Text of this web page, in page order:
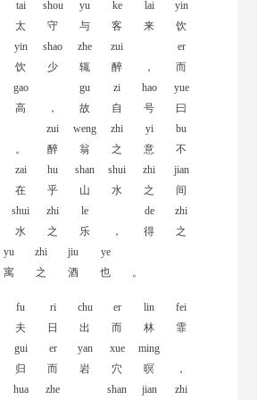
tai
太
shou
守
yu
与
ke
客
lai
来
yin
饮
yin
饮
shao
少
zhe
辄
zui
醉
，
er
而
gao
高
，
gu
故
zi
自
hao
号
yue
曰
。
zui
醉
weng
翁
zhi
之
yi
意
bu
不
zai
在
hu
乎
shan
山
shui
水
zhi
之
jian
间
shui
水
zhi
之
le
乐
，
de
得
zhi
之
yu
寓
zhi
之
jiu
酒
ye
也
。
fu
夫
ri
日
chu
出
er
而
lin
林
fei
霏
gui
归
er
而
yan
岩
xue
穴
ming
暝
，
hua
zhe
shan
jian
zhi